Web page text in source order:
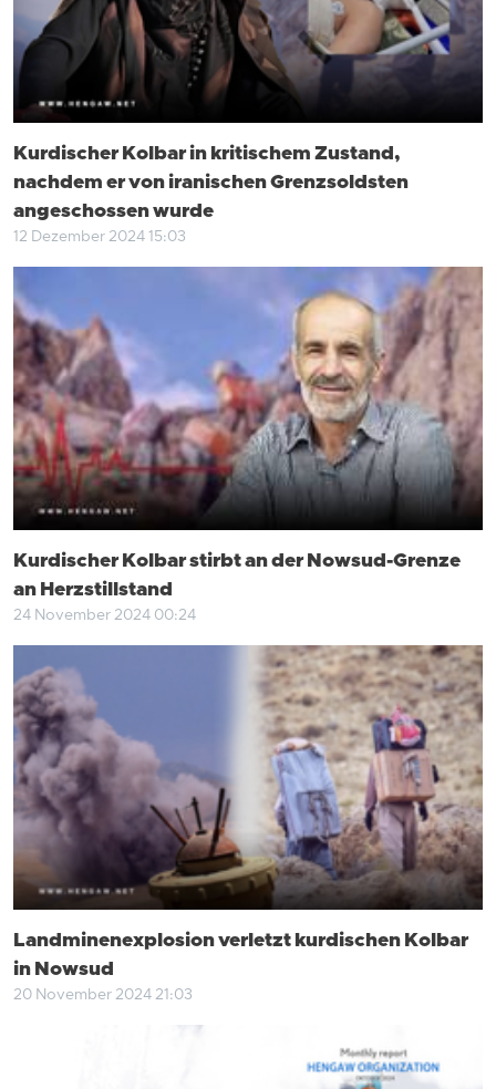
Kurdischer Kolbar in kritischem Zustand,
nachdem er von iranischen Grenzsoldsten
angeschossen wurde
12 Dezember 2024 15:03
Kurdischer Kolbar stirbt an der Nowsud-Grenze
an Herzstillstand
24 November 2024 00:24
Landminenexplosion verletzt kurdischen Kolbar
in Nowsud
20 November 2024 21:03